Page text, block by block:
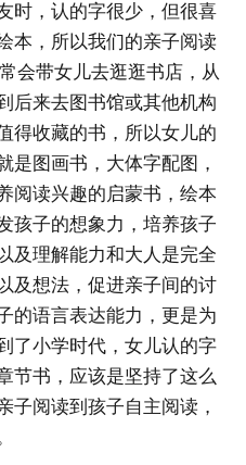
时，认的字很少，但很喜
本，所以我们的亲子阅读
会带女儿去逛逛书店，从
后来去图书馆或其他机构
得收藏的书，所以女儿的
是图画书，大体字配图，
阅读兴趣的启蒙书，绘本
孩子的想象力，培养孩子
及理解能力和大人是完全
及想法，促进亲子间的讨
的语言表达能力，更是为
了小学时代，女儿认的字
节书，应该是坚持了这么
子阅读到孩子自主阅读，